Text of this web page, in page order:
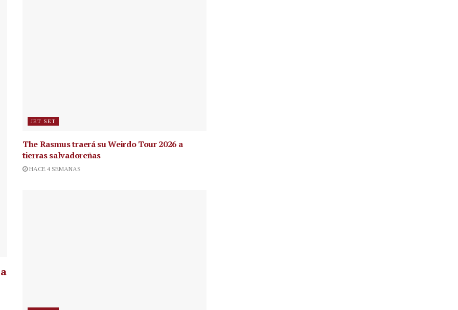
JET SET
The Rasmus traerá su Weirdo Tour 2026 a
tierras salvadoreñas
HACE 4 SEMANAS